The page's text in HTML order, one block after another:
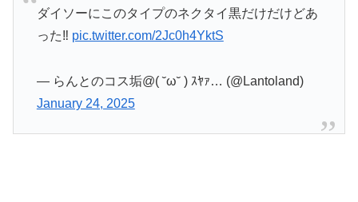
ダイソーにこのタイプのネクタイ黒だけだけどあ
った‼️ pic.twitter.com/2Jc0h4YktS
— らんとのコス垢@( ˘ω˘ ) ｽﾔｧ… (@Lantoland)
January 24, 2025